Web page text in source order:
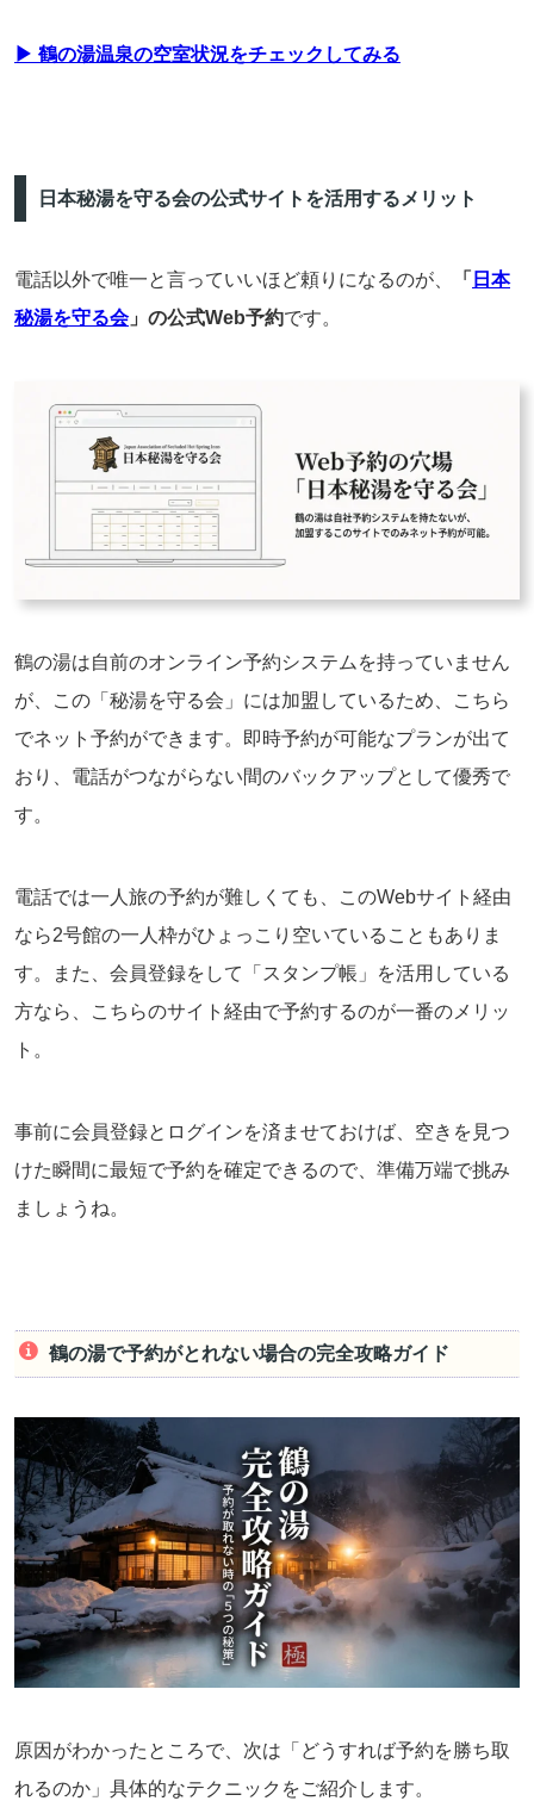
▶ 鶴の湯温泉の空室状況をチェックしてみる
日本秘湯を守る会の公式サイトを活用するメリット
電話以外で唯一と言っていいほど頼りになるのが、 「 日本
秘湯を守る会」の公式Web予約です。
鶴の湯は自前のオンライン予約システムを持っていません
が、この「秘湯を守る会」には加盟しているため、こちら
でネット予約ができます。即時予約が可能なプランが出て
おり、電話がつながらない間のバックアップとして優秀で
す。
電話では一人旅の予約が難しくても、このWebサイト経由
なら2号館の一人枠がひょっこり空いていることもありま
す。また、会員登録をして「スタンプ帳」を活用している
方なら、こちらのサイト経由で予約するのが一番のメリッ
ト。
事前に会員登録とログインを済ませておけば、空きを見つ
けた瞬間に最短で予約を確定できるので、準備万端で挑み
ましょうね。
鶴の湯で予約がとれない場合の完全攻略ガイド
原因がわかったところで、次は「どうすれば予約を勝ち取
れるのか」具体的なテクニックをご紹介します。